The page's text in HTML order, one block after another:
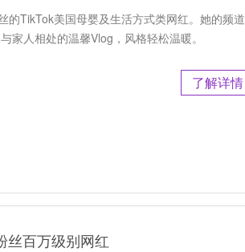
的TikTok美国母婴及生活方式类网红。她的频道
家人相处的温馨Vlog，风格轻松温暖。
了解详情
丝百万级别网红